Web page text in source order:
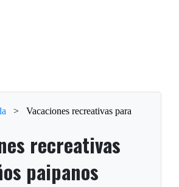
>
Vacaciones recreativas para
recreativas
paipanos